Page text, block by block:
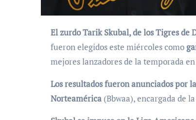
El zurdo Tarik Skubal, de los Tigres
fueron elegidos este miércoles como
mejores lanzadores de la temporada
Los resultados fueron anunciados por
Norteamérica (Bbwaa), encargada de